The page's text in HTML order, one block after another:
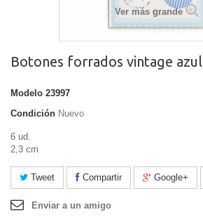
Ver más grande
Botones forrados vintage azul
Modelo 23997
Condición Nuevo
6 ud.
2,3 cm
Tweet Compartir Google+
Enviar a un amigo